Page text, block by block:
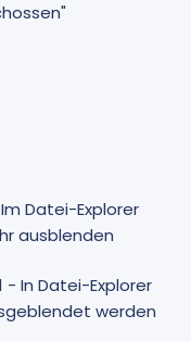
Im Datei-Explorer
ausblenden
- In Datei-Explorer
werden